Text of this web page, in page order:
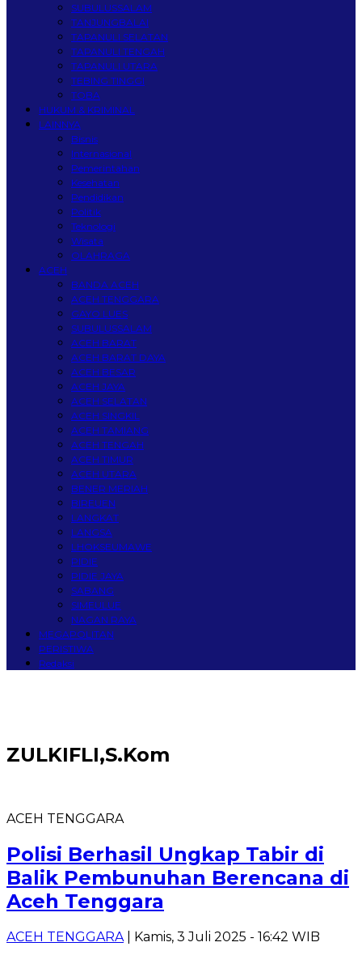
SUBULUSSALAM
TANJUNGBALAI
TAPANULI SELATAN
TAPANULI TENGAH
TAPANULI UTARA
TEBING TINGGI
TOBA
HUKUM & KRIMINAL
LAINNYA
Bisnis
Internasional
Pemerintahan
Kesehatan
Pendidikan
Politik
Teknologi
Wisata
OLAHRAGA
ACEH
BANDA ACEH
ACEH TENGGARA
GAYO LUES
SUBULUSSALAM
ACEH BARAT
ACEH BARAT DAYA
ACEH BESAR
ACEH JAYA
ACEH SELATAN
ACEH SINGKIL
ACEH TAMIANG
ACEH TENGAH
ACEH TIMUR
ACEH UTARA
BENER MERIAH
BIREUEN
LANGKAT
LANGSA
LHOKSEUMAWE
PIDIE
PIDIE JAYA
SABANG
SIMEULUE
NAGAN RAYA
MEGAPOLITAN
PERISTIWA
Redaksi
ZULKIFLI,S.Kom
ACEH TENGGARA
Polisi Berhasil Ungkap Tabir di
Balik Pembunuhan Berencana di
Aceh Tenggara
ACEH TENGGARA | Kamis, 3 Juli 2025 - 16:42 WIB